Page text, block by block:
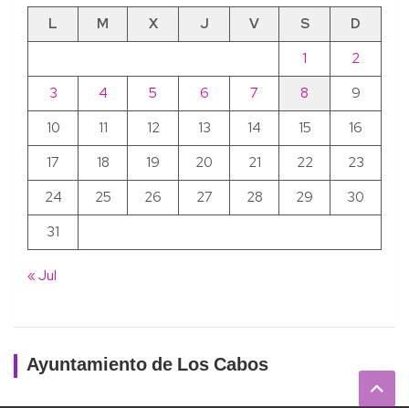
L
M X J V S
D
1
2
3
4 5 6 7 8
9
10
11 12 13 14 15
16
17
18 19 20 21 22
23
24
25 26 27 28 29
30
31
« Jul
Ayuntamiento de Los Cabos